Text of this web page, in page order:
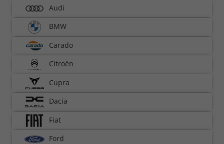
Audi
BMW
Carado
Citroën
Cupra
Dacia
Fiat
Ford